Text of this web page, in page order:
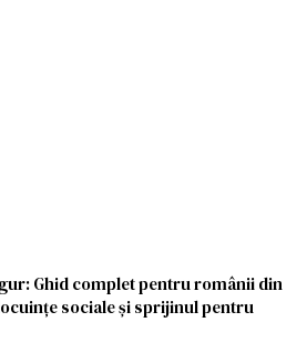
Ghid complet pentru românii din
sociale și sprijinul pentru